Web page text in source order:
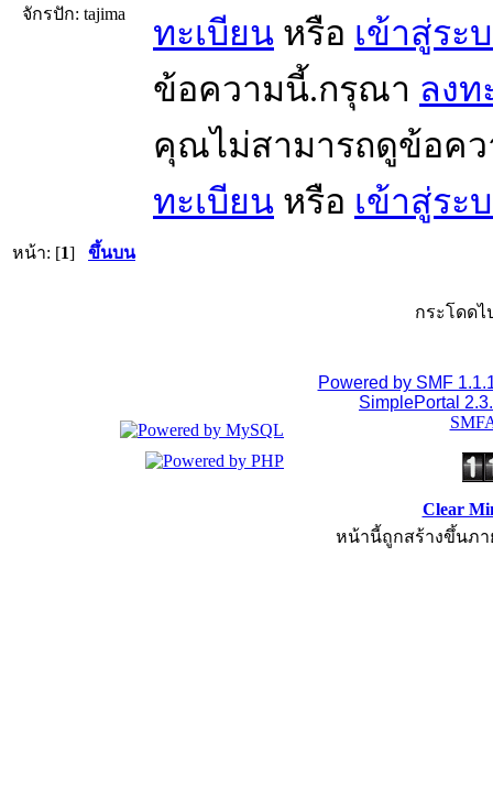
จักรปัก: tajima
ทะเบียน หรือ เข้าสู่ระ
ข้อความนี้.กรุณา ลงท
คุณไม่สามารถดูข้อค
ทะเบียน หรือ เข้าสู่ระ
หน้า: [1] ขึ้นบน
กระโดดไ
Powered by SMF
SimplePortal
Clear
หน้านี้ถูกสร้างขึ้นภา